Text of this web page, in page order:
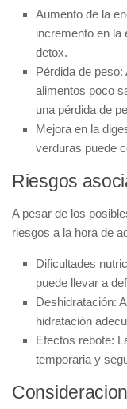
Aumento de la
incremento en la
detox.
Pérdida de peso:
alimentos poco
una pérdida de
Mejora en la
verduras puede
Riesgos
A pesar de los
riesgos a la hora de
Dificultades
puede llevar a
Deshidratación:
hidratación
Efectos rebote:
temporaria y